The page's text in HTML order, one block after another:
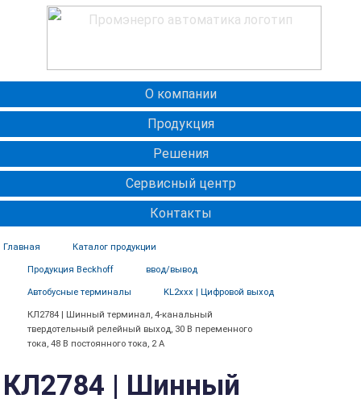
О компании
Продукция
Решения
Сервисный центр
Контакты
Главная Каталог продукции
Продукция Beckhoff ввод/вывод
Автобусные терминалы KL2xxx | Цифровой выход
КЛ2784 | Шинный терминал, 4-канальный
твердотельный релейный выход, 30 В переменного
тока, 48 В постоянного тока, 2 А
КЛ2784 | Шинный